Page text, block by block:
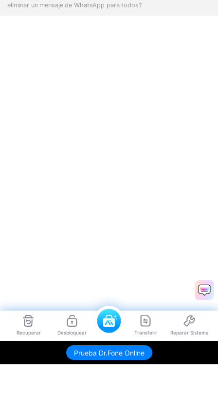
Recuperar Desbloquear Transferir Reparar Sistema
Prueba Dr.Fone Online
eliminar un mensaje de WhatsApp para todos?